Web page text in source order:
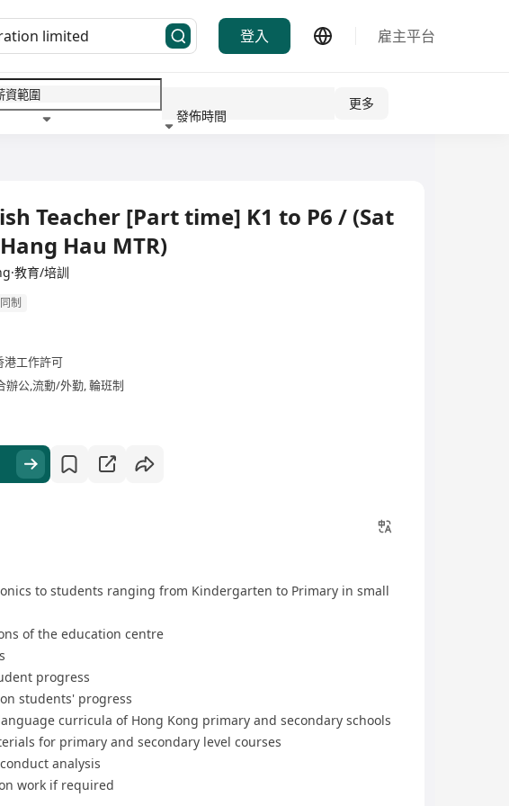
登入 雇主平台
發佈時間
更多
Teacher [Part time] K1 to P6 / (Sat
Hau MTR)
教育/培訓
制
港工作許可
辦公,流動/外勤, 輪班制
to students ranging from Kindergarten to Primary in small
of the education centre
progress
students' progress
curricula of Hong Kong primary and secondary schools
for primary and secondary level courses
analysis
work if required